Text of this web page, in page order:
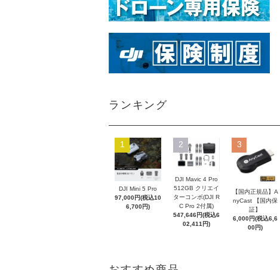
ランキング
1
DJI Mini 5 Pro
97,000円(税込10
6,700円)
2
DJI Mavic 4 Pro
512GB クリエイ
ターコンボ(DJI R
C Pro 2付属)
547,646円(税込6
02,411円)
3
【国内正規品】A
nyCast 【国内保
証】
6,000円(税込6,6
00円)